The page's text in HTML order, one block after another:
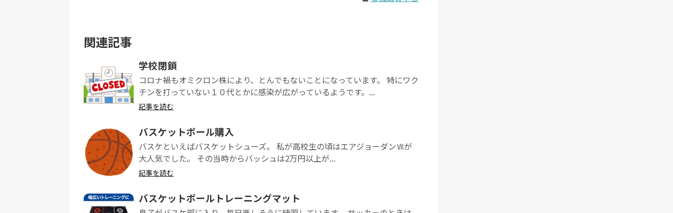
関連記事
学校閉鎖
コロナ禍もオミクロン株により、とんでもないことになっています。 特にワク
チンを打っていない１０代とかに感染が広がっているようです。...
記事を読む
バスケットボール購入
バスケといえばバスケットシューズ。 私が高校生の頃はエアジョーダンⅦが
大人気でした。 その当時からバッシュは2万円以上が...
記事を読む
バスケットボールトレーニングマット